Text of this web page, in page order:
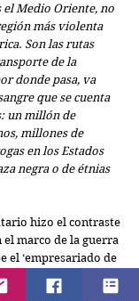
el Medio Oriente, no
más violenta
Son las rutas
de la
donde pasa, va
que se cuenta
un millón de
millones de
en los Estados
negra o de étnias
hizo el contraste
marco de la guerra
el ‘empresariado de
del